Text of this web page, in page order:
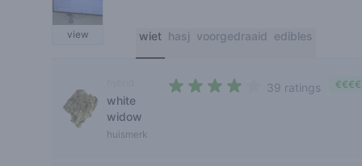
view wiet hasj voorgedraaid edibles
white
widow
huismerk
39 ratings €€€€